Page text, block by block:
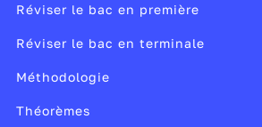
Réviser le bac en première
Réviser le bac en terminale
Méthodologie
Théorèmes